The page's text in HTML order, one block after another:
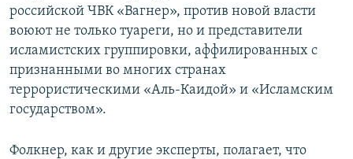
российской ЧВК «Вагнер», против новой власти
воюют не только туареги, но и представители
исламистских группировки, аффилированных с
признанными во многих странах
террористическими «Аль-Каидой» и «Исламским
государством».
Фолкнер, как и другие эксперты, полагает, что